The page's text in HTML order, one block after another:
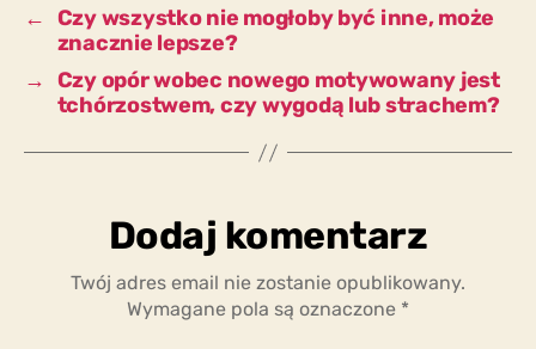
← Czy wszystko nie mogłoby być inne, może
znacznie lepsze?
→ Czy opór wobec nowego motywowany jest
tchórzostwem, czy wygodą lub strachem?
Dodaj komentarz
Twój adres email nie zostanie opublikowany.
Wymagane pola są oznaczone *